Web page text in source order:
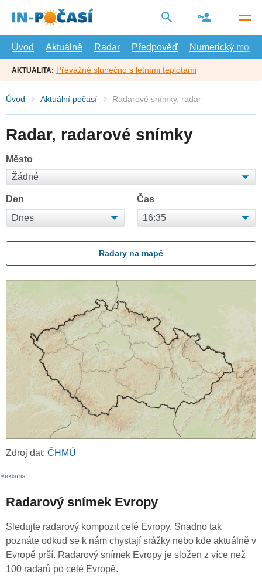
hlavní
Úvod
Aktuálně Radar Předpověď Numerický model
AKTUALITA: Převážně slunečno s letními teplotami
Úvod Aktuální počasí Radarové snímky, radar
Radar, radarové snímky
Město
Den Čas
Radary na mapě
Zdroj dat: ČHMÚ
Radarový snímek Evropy
Sledujte radarový kompozit celé Evropy. Snadno tak
poznáte odkud se k nám chystají srážky nebo kde aktuálně v
Evropě prší. Radarový snímek Evropy je složen z více než
100 radarů po celé Evropě.